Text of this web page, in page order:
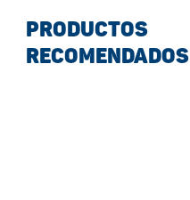
PRODUCTOS
RECOMENDADOS